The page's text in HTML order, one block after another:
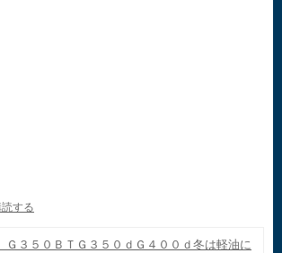
Ｇ３５０ＢＴＧ３５０ｄＧ４００ｄ冬は軽油に